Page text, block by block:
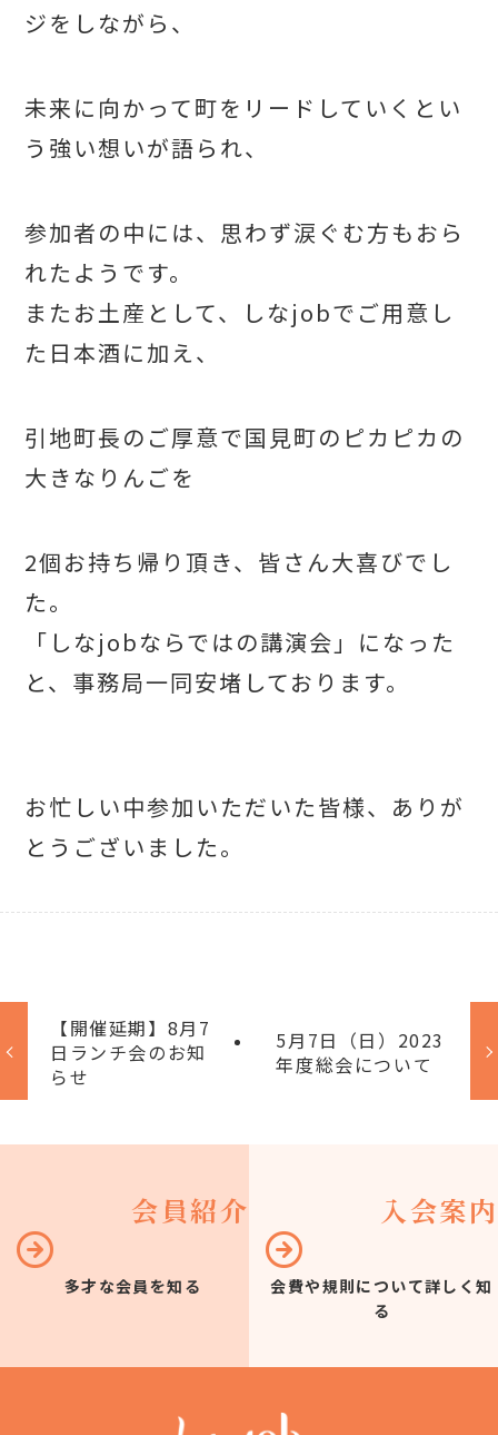
ジをしながら、
未来に向かって町を リードしていくとい
う強い想いが語られ、
参加者の中には、思わず涙ぐむ方も おら
れたようです。
またお土産として、しなjobでご用意し
た日本酒に加え、
引地町長のご厚意で国見町のピカピカの
大きなりんごを
2個お持ち帰り頂き、皆さん大喜びでし
た。
「しなjobならではの講演会」になった
と、 事務局一同安堵しております。
お忙しい中参加いただいた皆様、ありが
とうございました。
【開催延期】8月7
日ランチ会のお知
らせ
5月7日（日）2023
年度総会について
会員紹介
多才な会員を知る
入会案内
会費や規則について詳しく知
る